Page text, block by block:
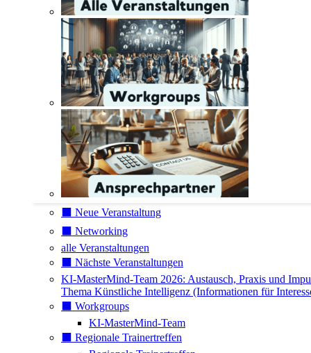
⬛️ Neue Veranstaltung
⬛️ Networking
alle Veranstaltungen
⬛️ Nächste Veranstaltungen
KI-MasterMind-Team 2026: Austausch, Praxis und
Thema Künstliche Intelligenz (Informationen für
⬛️ Workgroups
KI-MasterMind-Team
⬛️ Regionale Trainertreffen